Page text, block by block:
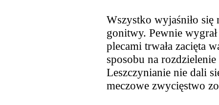
Wszystko wyjaśniło się
gonitwy. Pewnie
plecami trwała zacięta
sposobu na
Leszczynianie nie dali
meczowe zwycięstwo